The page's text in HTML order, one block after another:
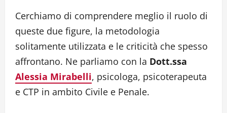
Cerchiamo di comprendere meglio il ruolo di
queste due figure, la metodologia
solitamente utilizzata e le criticità che spesso
affrontano. Ne parliamo con la Dott.ssa
Alessia Mirabelli, psicologa, psicoterapeuta
e CTP in ambito Civile e Penale.